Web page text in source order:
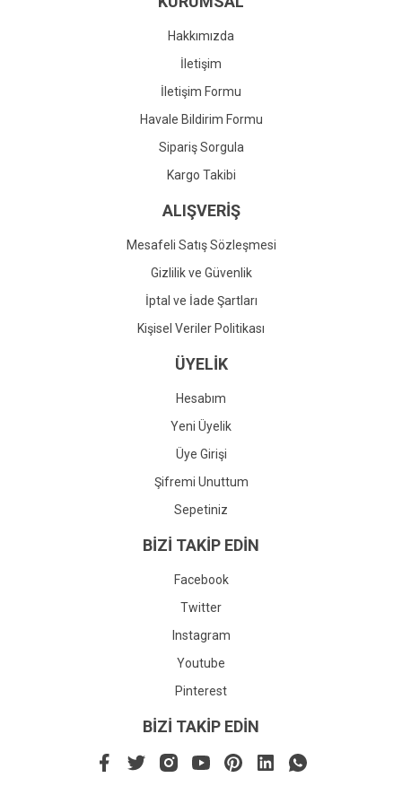
Gönder
Hakkımızda
İletişim
İletişim Formu
Havale Bildirim Formu
Sipariş Sorgula
Kargo Takibi
ALIŞVERİŞ
Mesafeli Satış Sözleşmesi
Gizlilik ve Güvenlik
İptal ve İade Şartları
Kişisel Veriler Politikası
ÜYELİK
Hesabım
Yeni Üyelik
Üye Girişi
Şifremi Unuttum
Sepetiniz
BİZİ TAKİP EDİN
Facebook
Twitter
Instagram
Youtube
Pinterest
BİZİ TAKİP EDİN